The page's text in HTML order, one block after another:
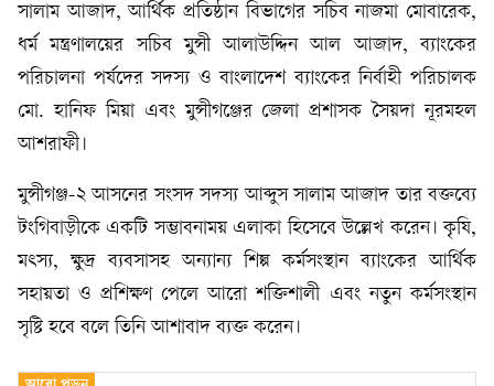
সালাম আজাদ, আর্থিক প্রতিষ্ঠান বিভাগের সচিব নাজমা মোবারেক,
ধর্ম মন্ত্রণালয়ের সচিব মুন্সী আলাউদ্দিন আল আজাদ, ব্যাংকের
পরিচালনা পর্ষদের সদস্য ও বাংলাদেশ ব্যাংকের নির্বাহী পরিচালক
মো. হানিফ মিয়া এবং মুন্সীগঞ্জের জেলা প্রশাসক সৈয়দা নূরমহল
আশরাফী।
মুন্সীগঞ্জ-২ আসনের সংসদ সদস্য আব্দুস সালাম আজাদ তার বক্তব্যে
টংগিবাড়ীকে একটি সম্ভাবনাময় এলাকা হিসেবে উল্লেখ করেন। কৃষি,
মৎস্য, ক্ষুদ্র ব্যবসাসহ অন্যান্য শিল্প কর্মসংস্থান ব্যাংকের আর্থিক
সহায়তা ও প্রশিক্ষণ পেলে আরো শক্তিশালী এবং নতুন কর্মসংস্থান
সৃষ্টি হবে বলে তিনি আশাবাদ ব্যক্ত করেন।